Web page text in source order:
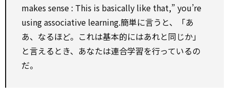
makes sense : This is basically like that,” you’re
using associative learning.簡単に言うと、「あ
あ、なるほど。これは基本的にはあれと同じか」
と言えるとき、あなたは連合学習を行っているの
だ。